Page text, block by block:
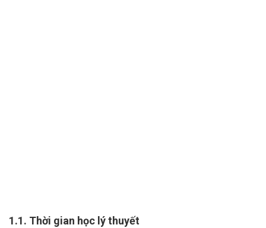
1.1. Thời gian học lý thuyết